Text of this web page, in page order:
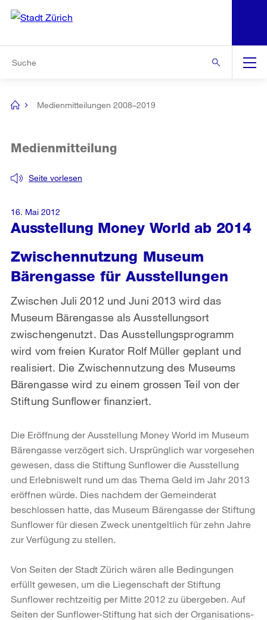
Navigation
[no
Medienmitteilungen 2008–2019
Ausstellung Money World ab 2014
Seite vorlesen
Medienmitteilung
Zwischennutzung Museum
Bärengasse für Ausstellungen
Zwischen Juli 2012 und Juni 2013 wird das
Museum Bärengasse als Ausstellungsort
zwischengenutzt. Das Ausstellungsprogramm
wird vom freien Kurator Rolf Müller geplant und
realisiert. Die Zwischennutzung des Museums
Bärengasse wird zu einem grossen Teil von der
Stiftung Sunflower finanziert.
16. Mai 2012
Die Eröffnung der Ausstellung Money World im Museum
Bärengasse verzögert sich. Ursprünglich war vorgesehen
gewesen, dass die Stiftung Sunflower die Ausstellung
und Erlebniswelt rund um das Thema Geld im Jahr 2013
eröffnen würde. Dies nachdem der Gemeinderat
beschlossen hatte, das Museum Bärengasse der Stiftung
Sunflower für diesen Zweck unentgeltlich für zehn Jahre
zur Verfügung zu stellen.
Von Seiten der Stadt Zürich wären alle Bedingungen
erfüllt gewesen, um die Liegenschaft der Stiftung
Sunflower rechtzeitig per Mitte 2012 zu übergeben. Auf
Seiten der Sunflower-Stiftung hat sich der Organisations-